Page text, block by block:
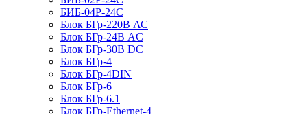
БИБ-04Р-24С
Блок БГр-220В АС
Блок БГр-24В AC
Блок БГр-30В DC
Блок БГр-4
Блок БГр-4DIN
Блок БГр-6
Блок БГр-6.1
Блок БГр-Ethernet-4